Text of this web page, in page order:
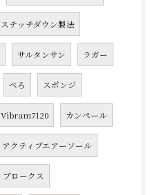
ステッチダウン製法
サルタンサン ラガー
べろ スポンジ
Vibram7120 カンペール
アクティブエアーソール
ブロークス